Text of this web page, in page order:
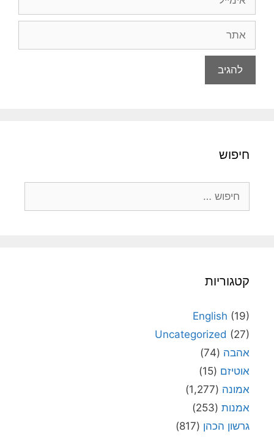
חיפוש
קטגוריות
English (19)
Uncategorized (27)
אהבה (74)
אוטיזם (15)
אמונה (1,277)
אמנות (253)
גרשון הכהן (817)